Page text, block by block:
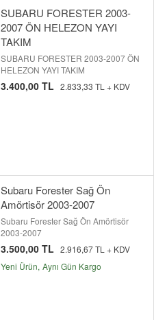
SUBARU FORESTER 2003-
2007 ÖN HELEZON YAYI
TAKIM
SUBARU FORESTER 2003-2007 ÖN
HELEZON YAYI TAKIM
3.400,00 TL 2.833,33 TL + KDV
Subaru Forester Sağ Ön
Amörtisör 2003-2007
Subaru Forester Sağ Ön Amörtisör
2003-2007
3.500,00 TL 2.916,67 TL + KDV
Yeni Ürün Aynı Gün Kargo